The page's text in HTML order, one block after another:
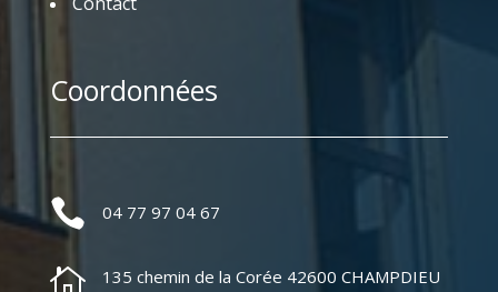
Coordonnées
 04 77 97 04 67
 135 chemin de la Corée 42600 CHAMPDIEU